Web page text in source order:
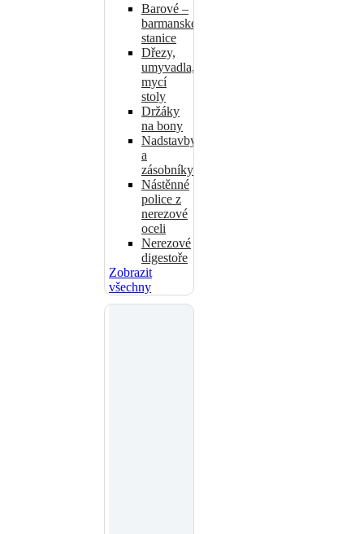
Barové –
barmanské
stanice
Dřezy,
umyvadla,
mycí
stoly
Držáky
na bony
Nadstavby
a
zásobníky
Nástěnné
police z
nerezové
oceli
Nerezové
digestoře
Zobrazit
všechny